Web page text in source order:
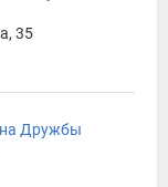
35
на Дружбы